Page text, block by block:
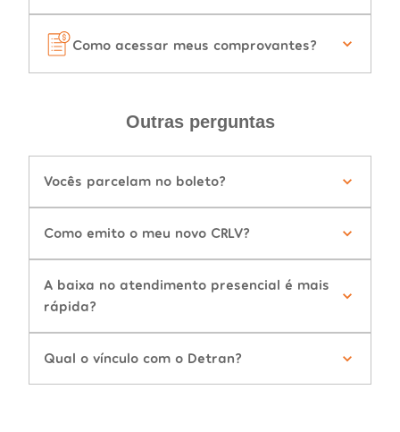
Como acessar meus comprovantes?
Outras perguntas
Vocês parcelam no boleto?
Como emito o meu novo CRLV?
A baixa no atendimento presencial é mais
rápida?
Qual o vínculo com o Detran?